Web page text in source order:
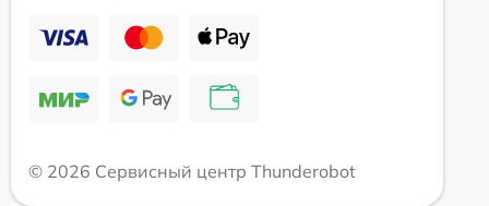
© 2026 Сервисный центр Thunderobot